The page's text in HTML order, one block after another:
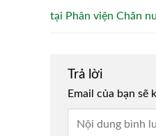
tại Phân viện Chăn
Trả lời
Email của bạn sẽ
Alternative: